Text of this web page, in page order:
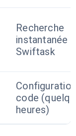
Recherche
instantanée
Swiftask
code
heures)